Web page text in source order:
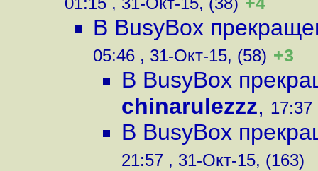
В BusyBox
05:46 , 31-Окт-15, (58) +3
В BusyBox
chinarulezzz, 17:37
В BusyBox
21:57 , 31-Окт-15, (163)